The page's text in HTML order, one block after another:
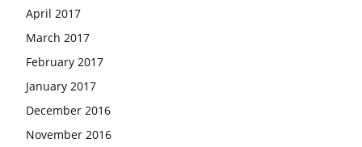
April 2017
March 2017
February 2017
January 2017
December 2016
November 2016